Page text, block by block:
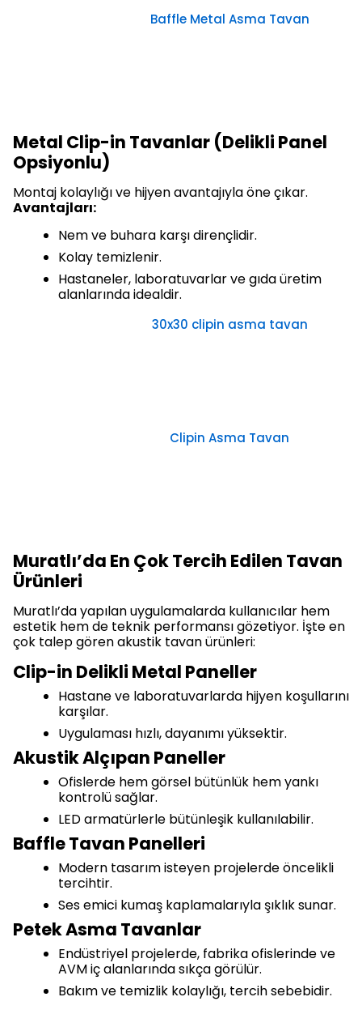
Baffle Metal Asma Tavan
Metal Clip-in Tavanlar (Delikli Panel
Opsiyonlu)
Montaj kolaylığı ve hijyen avantajıyla öne çıkar.
Avantajları:
Nem ve buhara karşı dirençlidir.
Kolay temizlenir.
Hastaneler, laboratuvarlar ve gıda üretim
alanlarında idealdir.
30x30 clipin asma tavan
Clipin Asma Tavan
Muratlı’da En Çok Tercih Edilen Tavan
Ürünleri
Muratlı’da yapılan uygulamalarda kullanıcılar hem
estetik hem de teknik performansı gözetiyor. İşte en
çok talep gören akustik tavan ürünleri:
Clip-in Delikli Metal Paneller
Hastane ve laboratuvarlarda hijyen koşullarını
karşılar.
Uygulaması hızlı, dayanımı yüksektir.
Akustik Alçıpan Paneller
Ofislerde hem görsel bütünlük hem yankı
kontrolü sağlar.
LED armatürlerle bütünleşik kullanılabilir.
Baffle Tavan Panelleri
Modern tasarım isteyen projelerde öncelikli
tercihtir.
Ses emici kumaş kaplamalarıyla şıklık sunar.
Petek Asma Tavanlar
Endüstriyel projelerde, fabrika ofislerinde ve
AVM iç alanlarında sıkça görülür.
Bakım ve temizlik kolaylığı, tercih sebebidir.